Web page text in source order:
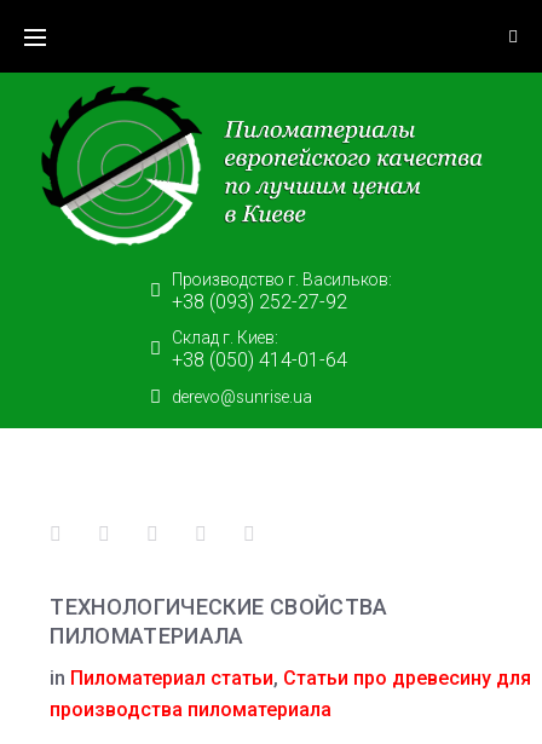
content
Производство г. Васильков:
+38 (093) 252-27-92
Склад г. Киев:
+38 (050) 414-01-64
derevo@sunrise.ua
Facebook
Twitter Google+LinkedIn
ТЕХНОЛОГИЧЕСКИЕ СВОЙСТВА
ПИЛОМАТЕРИАЛА
in Пиломатериал статьи, Статьи про древесину для
производства пиломатериала